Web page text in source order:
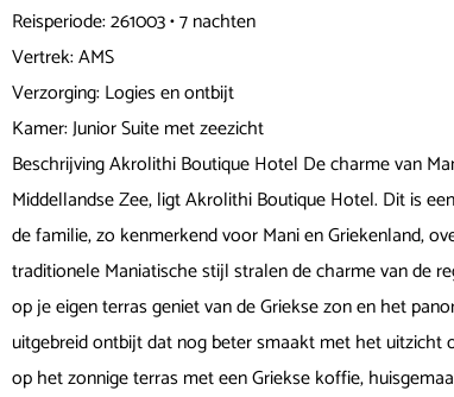
Reisperiode: 261003 • 7 nachten
Vertrek: AMS
Verzorging: Logies en ontbijt
Kamer: Junior Suite met zeezicht
Beschrijving Akrolithi Boutique Hotel De charme van
Middellandse Zee, ligt Akrolithi Boutique Hotel. Dit is
de familie, zo kenmerkend voor Mani en Griekenland,
traditionele Maniatische stijl stralen de charme van de
op je eigen terras geniet van de Griekse zon en het
uitgebreid ontbijt dat nog beter smaakt met het uitzicht
op het zonnige terras met een Griekse koffie,